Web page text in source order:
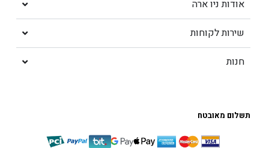
אודות ניו ארה
שירות לקוחות
חנות
תשלום מאובטח